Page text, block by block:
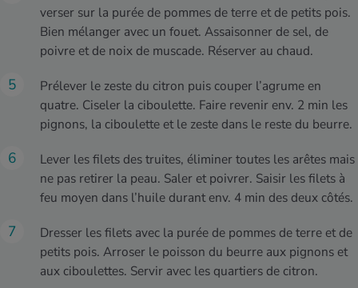
verser sur la purée de pommes de terre et de petits pois.
Bien mélanger avec un fouet. Assaisonner de sel, de
poivre et de noix de muscade. Réserver au chaud.
Prélever le zeste du citron puis couper l’agrume en
quatre. Ciseler la ciboulette. Faire revenir env. 2 min les
pignons, la ciboulette et le zeste dans le reste du beurre.
Lever les filets des truites, éliminer toutes les arêtes mais
ne pas retirer la peau. Saler et poivrer. Saisir les filets à
feu moyen dans l’huile durant env. 4 min des deux côtés.
Dresser les filets avec la purée de pommes de terre et de
petits pois. Arroser le poisson du beurre aux pignons et
aux ciboulettes. Servir avec les quartiers de citron.